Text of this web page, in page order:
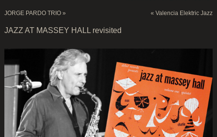
JORGE PARDO TRIO » « Valencia Elektric Jazz
JAZZ AT MASSEY HALL revisited